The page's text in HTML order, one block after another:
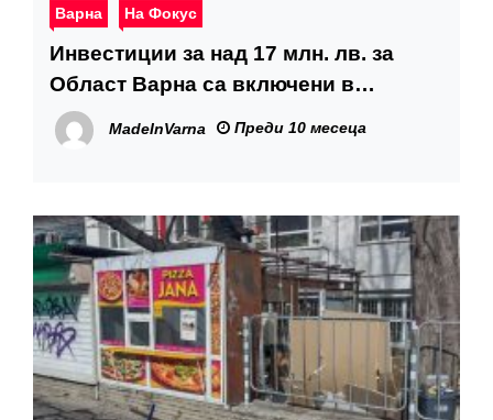
Варна На Фокус
Инвестиции за над 17 млн. лв. за
Област Варна са включени в
интегрирани концепции
MadeInVarna Преди 10 месеца